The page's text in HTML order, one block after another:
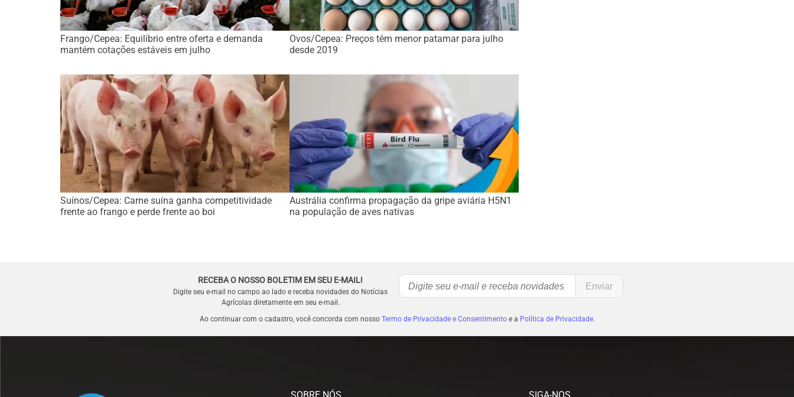
Frango/Cepea: Equilíbrio entre oferta e demanda
mantém cotações estáveis em julho
Ovos/Cepea: Preços têm menor patamar para julho
desde 2019
Suínos/Cepea: Carne suína ganha competitividade
frente ao frango e perde frente ao boi
Austrália confirma propagação da gripe aviária H5N1
na população de aves nativas
RECEBA O NOSSO BOLETIM EM SEU E-MAIL!
Digite seu e-mail no campo ao lado e receba novidades do Notícias
Agrícolas diretamente em seu e-mail.
Ao continuar com o cadastro, você concorda com nosso Termo de Privacidade e Consentimentoe a Política de Privacidade.